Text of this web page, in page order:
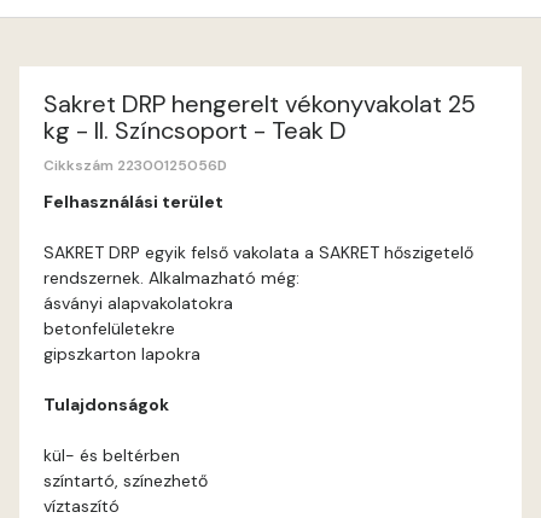
Anticred D
Apple D
Sakret DRP hengerelt vékonyvakolat 25
kg - II. Színcsoport - Teak D
Cikkszám 22300125056D
Felhasználási terület
SAKRET DRP egyik felső vakolata a SAKRET hőszigetelő
rendszernek. Alkalmazható még:
ásványi alapvakolatokra
betonfelületekre
gipszkarton lapokra
Tulajdonságok
kül- és beltérben
színtartó, színezhető
víztaszító